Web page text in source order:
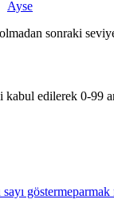
Ayse
sonraki
edilerek 0-99
göstermeparmak